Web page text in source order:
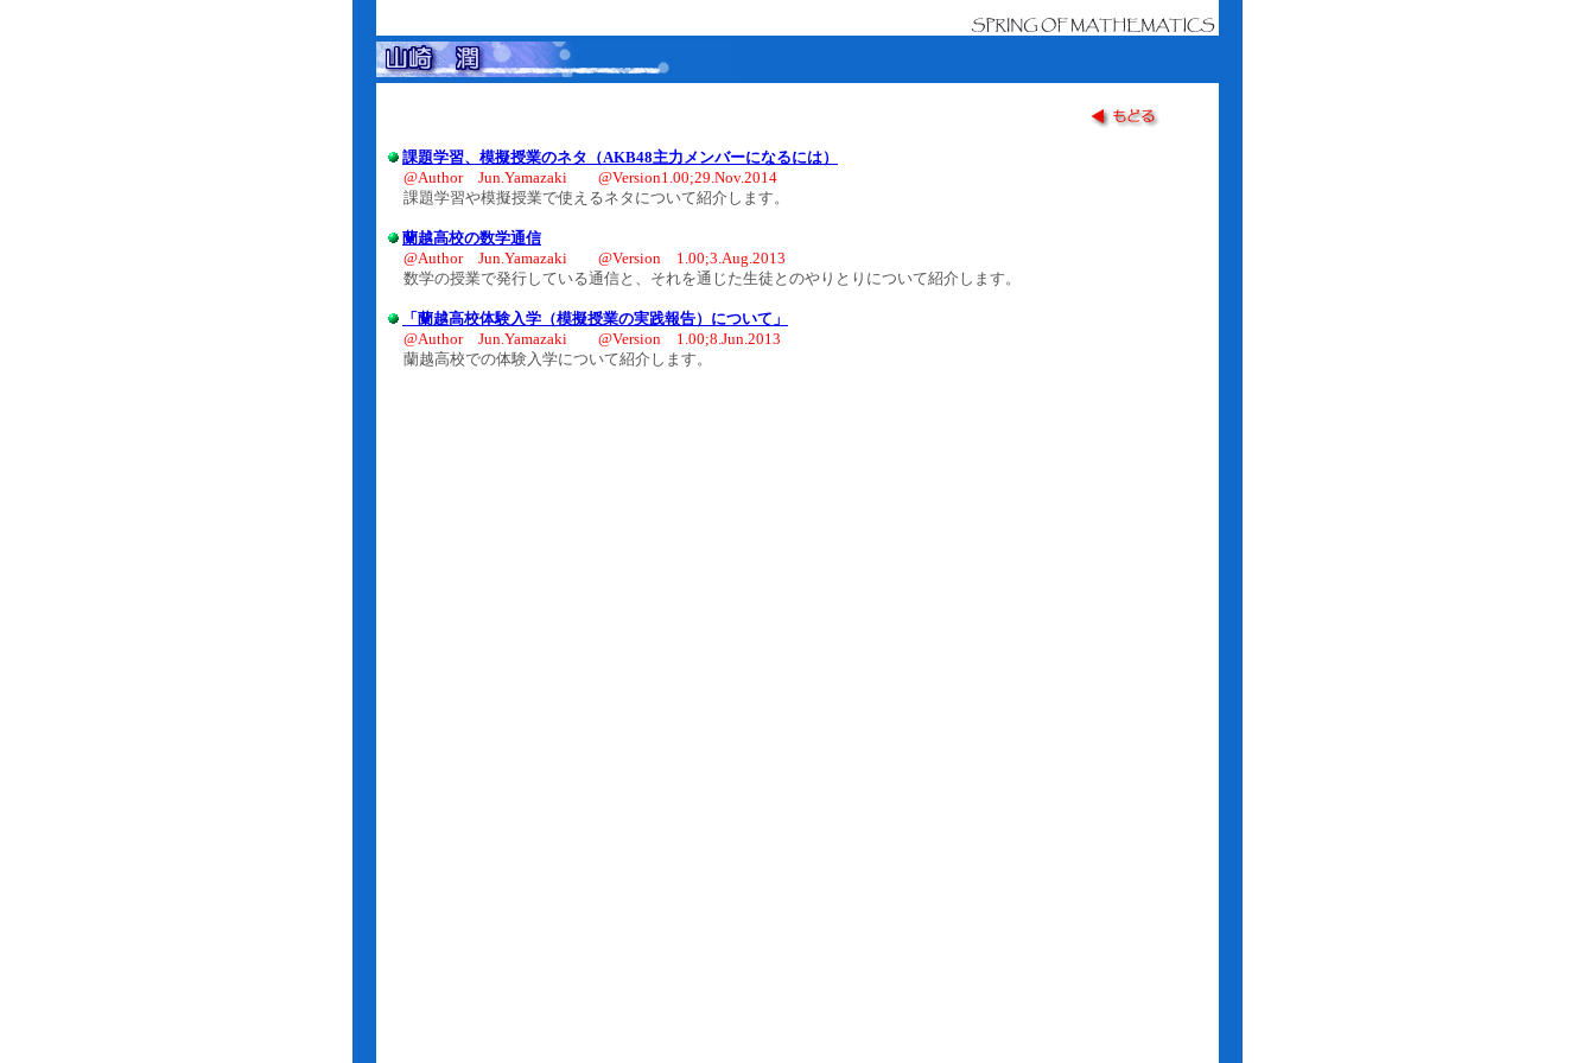
課題学習、模擬授業のネタ（AKB48主力メンバーになるには）
@Author Jun.Yamazaki @Version1.00;29.Nov.2014
課題学習や模擬授業で使えるネタについて紹介します。
蘭越高校の数学通信
@Author Jun.Yamazaki @Version 1.00;3.Aug.2013
数学の授業で発行している通信と、それを通じた生徒とのやりとりについて紹介します。
「蘭越高校体験入学（模擬授業の実践報告）について」
@Author Jun.Yamazaki @Version 1.00;8.Jun.2013
蘭越高校での体験入学について紹介します。